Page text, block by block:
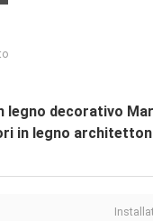
legno decorativo
in legno